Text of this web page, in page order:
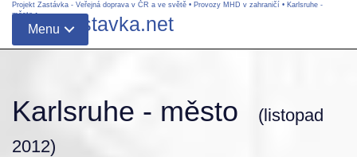
Projekt Zastávka - Veřejná doprava v ČR a ve světě • Provozy MHD v zahraničí • Karlsruhe -
město•
Menu
www.zastavka.net
Karlsruhe - město
(listopad
2012)